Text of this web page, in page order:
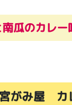
瓜のカレー
宮がみ屋 カ